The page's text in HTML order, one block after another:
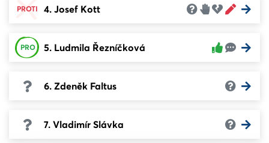
PROTI 4. Josef Kott
PRO 5. Ludmila Řezníčková
6. Zdeněk Faltus
7. Vladimír Slávka